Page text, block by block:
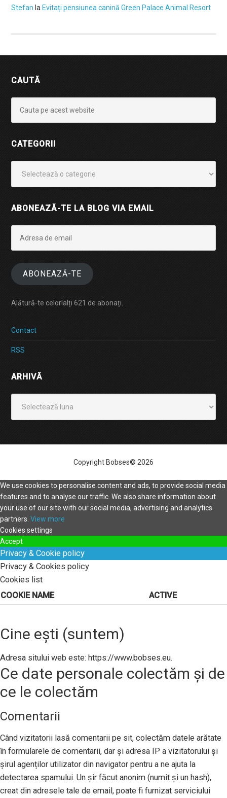
Stefan la Evitați pensiunea canină Green Palace Animal Resort
CAUTĂ
CATEGORII
ABONEAZĂ-TE LA BLOG VIA EMAIL
email
ABONEAZĂ-TE
Alătură-te celorlalți 621 de abonați.
Contact
RSS
ARHIVĂ
Copyright Bobses© 2026
We use cookies to personalise content and ads, to provide social media
features and to analyse our traffic. We also share information about
your use of our site with our social media, advertising and analytics
partners. View more
Cookies settings
Accept
Privacy & Cookie policy
Privacy & Cookies policy
Cookies list
COOKIE NAME
ACTIVE
Cine ești (suntem)
Adresa sitului web este: https://www.bobses.eu.
Ce date personale colectăm și de
ce le colectăm
Comentarii
Când vizitatorii lasă comentarii pe sit, colectăm datele arătate
în formularele de comentarii, dar și adresa IP a vizitatorului și
șirul agenților utilizator din navigator pentru a ne ajuta la
detectarea spamului. Un șir făcut anonim (numit și un hash),
creat din adresele tale de email, poate fi furnizat serviciului